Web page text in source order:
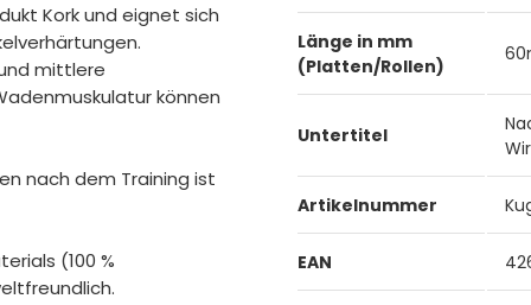
Kork und eignet sich
mittlere
können
nach dem Training ist
(100 %
Länge in mm
(Platten/Rollen)
Untertitel
Artikelnummer
EAN